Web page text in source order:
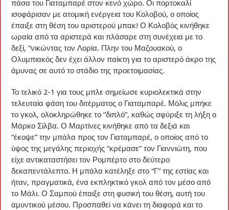
πάσα του Γιαταμπαρέ στον κενό χώρο. Οι πορτοκαλί
ισοφάρισαν με ατομική ενέργεια του Κολοβού, ο οποίος
έπαιξε στη θέση του αριστερού μπακ! Ο Κολοβός κινήθηκε
ωραία από τα αριστερά και πλάσαρε στη συνέχεια με το
δεξί, “νικώντας τον Λορία. Πλην του Μαζουακού, ο
Ολυμπιακός δεν έχει άλλον παίκτη για το αριστερό άκρο της
άμυνας σε αυτό το στάδιο της προετοιμασίας.
Το τελικό 2-1 για τους μπλε σημείωσε κυριολεκτικά στην
τελευταία φάση του διτέρματος ο Γιαταμπαρέ. Μόλις μπήκε
το γκολ, ολοκληρώθηκε το “διπλό”, καθώς σφύριξε τη λήξη ο
Μάρκο Σίλβα. Ο Μαρτίνες κινήθηκε από τα δεξιά και
“έκοψε” την μπάλα προς τον Γιαταμπαρέ, ο οποίος από το
ύψος της μεγάλης περιοχής “κρέμασε” τον Γιαννιώτη, που
είχε αντικαταστήσει τον Ρομπέρτο στο δεύτερο
δεκαπεντάλεπτο. Η μπάλα κατέληξε στο “Γ” της εστίας και
ήταν, πραγματικά, ένα εκπληκτικό γκολ από τον μέσο από
το Μάλι. Ο Σαμπού έπαιξε στη φυσική του θέση, αυτή του
αμυντικού μέσου. Προσπαθεί να κάνει τη διαφορά και το